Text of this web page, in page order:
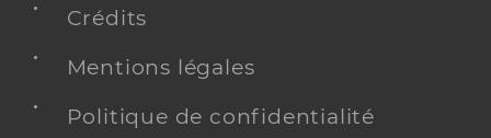
Crédits
Mentions légales
Politique de confidentialité